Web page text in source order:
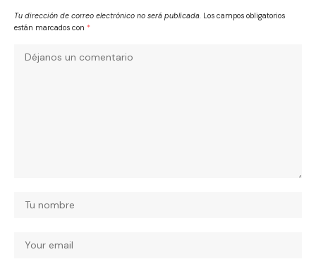
Tu dirección de correo electrónico no será publicada. Los campos obligatorios
están marcados con *